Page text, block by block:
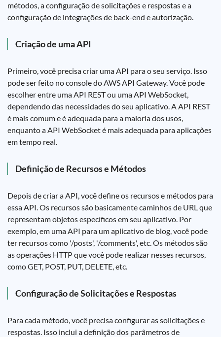
métodos, a configuração de solicitações e respostas e a
configuração de integrações de back-end e autorização.
Criação de uma API
Primeiro, você precisa criar uma API para o seu serviço. Isso
pode ser feito no console do AWS API Gateway. Você pode
escolher entre uma API REST ou uma API WebSocket,
dependendo das necessidades do seu aplicativo. A API REST
é mais comum e é adequada para a maioria dos usos,
enquanto a API WebSocket é mais adequada para aplicações
em tempo real.
Definição de Recursos e Métodos
Depois de criar a API, você define os recursos e métodos para
essa API. Os recursos são basicamente caminhos de URL que
representam objetos específicos em seu aplicativo. Por
exemplo, em uma API para um aplicativo de blog, você pode
ter recursos como '/posts', '/comments', etc. Os métodos são
as operações HTTP que você pode realizar nesses recursos,
como GET, POST, PUT, DELETE, etc.
Configuração de Solicitações e Respostas
Para cada método, você precisa configurar as solicitações e
respostas. Isso inclui a definição dos parâmetros de